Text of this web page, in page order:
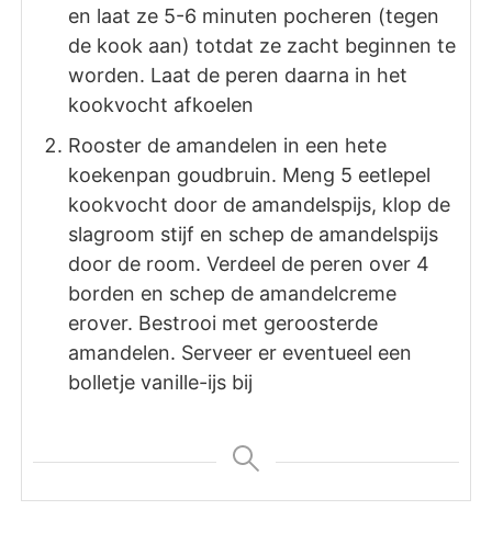
en laat ze 5-6 minuten pocheren (tegen
de kook aan) totdat ze zacht beginnen te
worden. Laat de peren daarna in het
kookvocht afkoelen
Rooster de amandelen in een hete
koekenpan goudbruin. Meng 5 eetlepel
kookvocht door de amandelspijs, klop de
slagroom stijf en schep de amandelspijs
door de room. Verdeel de peren over 4
borden en schep de amandelcreme
erover. Bestrooi met geroosterde
amandelen. Serveer er eventueel een
bolletje vanille-ijs bij